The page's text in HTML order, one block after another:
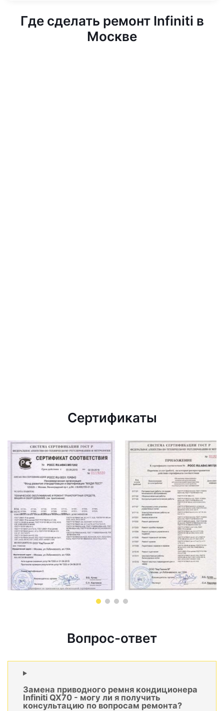
Где сделать ремонт Infiniti в
Москве
Сертификаты
Вопрос-ответ
Замена приводного ремня кондиционера
Infiniti QX70 - могу ли я получить
консультацию по вопросам ремонта?